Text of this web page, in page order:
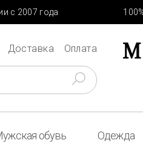
с 2007 года
Доставка Оплата
обувь Одежда